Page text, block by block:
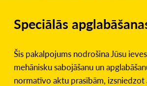
Speciālās
Šis pakalpojums nodrošina Jūsu
mehānisku sabojāšanu un
normatīvo aktu prasībām, izsniedzot